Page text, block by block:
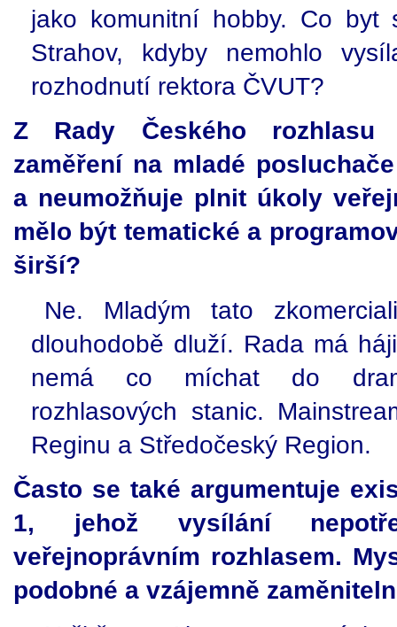
jako komunitní hobby. Co byt
Strahov, kdyby nemohlo
rozhodnutí rektora ČVUT?
Z Rady Českého rozhlasu
zaměření na mladé
a neumožňuje plnit úkoly
mělo být tematické a
širší?
Ne. Mladým tato
dlouhodobě dluží. Rada má
nemá co míchat do
rozhlasových stanic.
Reginu a Středočeský Region.
Často se také argumentuje
1, jehož vysílání
veřejnoprávním rozhlasem.
podobné a vzájemně